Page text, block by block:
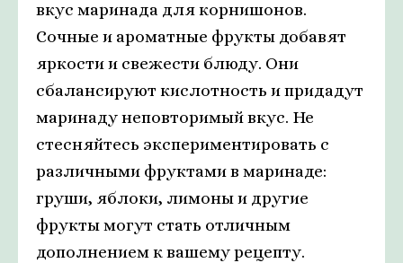
вкус маринада для корнишонов.
Сочные и ароматные фрукты добавят
яркости и свежести блюду. Они
сбалансируют кислотность и придадут
маринаду неповторимый вкус. Не
стесняйтесь экспериментировать с
различными фруктами в маринаде:
груши, яблоки, лимоны и другие
фрукты могут стать отличным
дополнением к вашему рецепту.